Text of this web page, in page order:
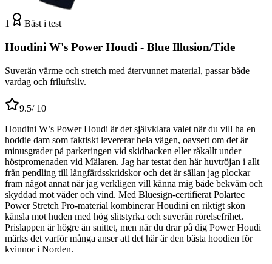
1 Bäst i test
Houdini W's Power Houdi - Blue Illusion/Tide
Suverän värme och stretch med återvunnet material, passar både
vardag och friluftsliv.
9.5/ 10
Houdini W’s Power Houdi är det självklara valet när du vill ha en
hoddie dam som faktiskt levererar hela vägen, oavsett om det är
minusgrader på parkeringen vid skidbacken eller råkallt under
höstpromenaden vid Mälaren. Jag har testat den här huvtröjan i allt
från pendling till långfärdsskridskor och det är sällan jag plockar
fram något annat när jag verkligen vill känna mig både bekväm och
skyddad mot väder och vind. Med Bluesign-certifierat Polartec
Power Stretch Pro-material kombinerar Houdini en riktigt skön
känsla mot huden med hög slitstyrka och suverän rörelsefrihet.
Prislappen är högre än snittet, men när du drar på dig Power Houdi
märks det varför många anser att det här är den bästa hoodien för
kvinnor i Norden.